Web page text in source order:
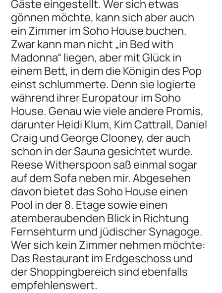
Gäste eingestellt. Wer sich etwas
gönnen möchte, kann sich aber auch
ein Zimmer im Soho House buchen.
Zwar kann man nicht „in Bed with
Madonna“ liegen, aber mit Glück in
einem Bett, in dem die Königin des Pop
einst schlummerte. Denn sie logierte
während ihrer Europatour im Soho
House. Genau wie viele andere Promis,
darunter Heidi Klum, Kim Cattrall, Daniel
Craig und George Clooney, der auch
schon in der Sauna gesichtet wurde.
Reese Witherspoon saß einmal sogar
auf dem Sofa neben mir. Abgesehen
davon bietet das Soho House einen
Pool in der 8. Etage sowie einen
atemberaubenden Blick in Richtung
Fernsehturm und jüdischer Synagoge.
Wer sich kein Zimmer nehmen möchte:
Das Restaurant im Erdgeschoss und
der Shoppingbereich sind ebenfalls
empfehlenswert.